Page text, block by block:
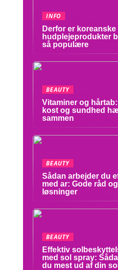
INFO
Derfor er koreanske
hudplejeprodukter
så populære
BEAUTY
Vitaminer og
kost og sundhed
sammen
BEAUTY
Sådan arbejder du
med ar: Gode råd og
løsninger
BEAUTY
Effektiv
med sol spray:
du mest ud af din